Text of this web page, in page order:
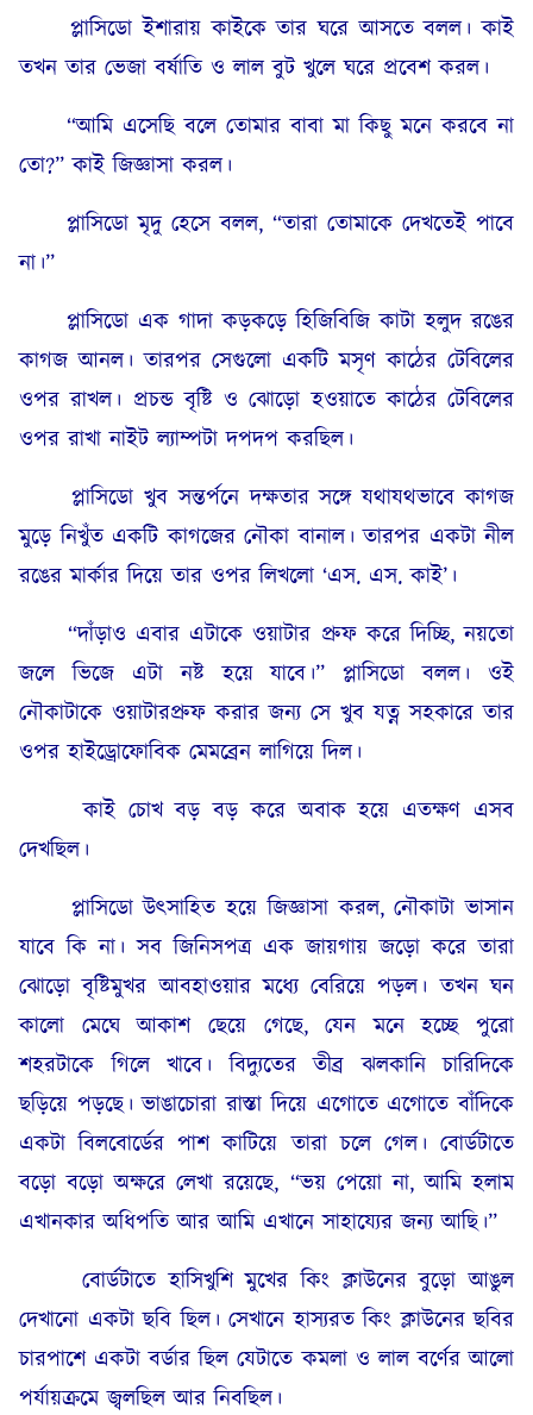
প্লাসিডো ইশারায় কাইকে তার ঘরে আসতে বলল। কাই
তখন তার ভেজা বর্ষাতি ও লাল বুট খুলে ঘরে প্রবেশ করল।
“আমি এসেছি বলে তোমার বাবা মা কিছু মনে করবে না
তো?” কাই জিজ্ঞাসা করল।
প্লাসিডো মৃদু হেসে বলল, “তারা তোমাকে দেখতেই পাবে
না।”
প্লাসিডো এক গাদা কড়কড়ে হিজিবিজি কাটা হলুদ রঙের
কাগজ আনল। তারপর সেগুলো একটি মসৃণ কাঠের টেবিলের
ওপর রাখল। প্রচন্ড বৃষ্টি ও ঝোড়ো হওয়াতে কাঠের টেবিলের
ওপর রাখা নাইট ল্যাম্পটা দপদপ করছিল।
প্লাসিডো খুব সন্তর্পনে দক্ষতার সঙ্গে যথাযথভাবে কাগজ
মুড়ে নিখুঁত একটি কাগজের নৌকা বানাল। তারপর একটা নীল
রঙের মার্কার দিয়ে তার ওপর লিখলো ‘এস. এস. কাই’।
“দাঁড়াও এবার এটাকে ওয়াটার প্রুফ করে দিচ্ছি, নয়তো
জলে ভিজে এটা নষ্ট হয়ে যাবে।” প্লাসিডো বলল। ওই
নৌকাটাকে ওয়াটারপ্রুফ করার জন্য সে খুব যত্ন সহকারে তার
ওপর হাইড্রোফোবিক মেমব্রেন লাগিয়ে দিল।
কাই চোখ বড় বড় করে অবাক হয়ে এতক্ষণ এসব
দেখছিল।
প্লাসিডো উৎসাহিত হয়ে জিজ্ঞাসা করল, নৌকাটা ভাসান
যাবে কি না। সব জিনিসপত্র এক জায়গায় জড়ো করে তারা
ঝোড়ো বৃষ্টিমুখর আবহাওয়ার মধ্যে বেরিয়ে পড়ল। তখন ঘন
কালো মেঘে আকাশ ছেয়ে গেছে, যেন মনে হচ্ছে পুরো
শহরটাকে গিলে খাবে। বিদ্যুতের তীব্র ঝলকানি চারিদিকে
ছড়িয়ে পড়ছে। ভাঙাচোরা রাস্তা দিয়ে এগোতে এগোতে বাঁদিকে
একটা বিলবোর্ডের পাশ কাটিয়ে তারা চলে গেল। বোর্ডটাতে
বড়ো বড়ো অক্ষরে লেখা রয়েছে, “ভয় পেয়ো না, আমি হলাম
এখানকার অধিপতি আর আমি এখানে সাহায্যের জন্য আছি।”
বোর্ডটাতে হাসিখুশি মুখের কিং ক্লাউনের বুড়ো আঙুল
দেখানো একটা ছবি ছিল। সেখানে হাস‍্যরত কিং ক্লাউনের ছবির
চারপাশে একটা বর্ডার ছিল যেটাতে কমলা ও লাল বর্ণের আলো
পর্যায়ক্রমে জ্বলছিল আর নিবছিল।